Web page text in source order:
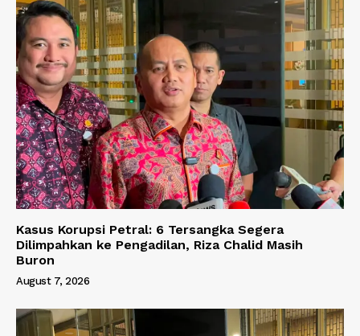
Kasus Korupsi Petral: 6 Tersangka Segera
Dilimpahkan ke Pengadilan, Riza Chalid Masih
Buron
August 7, 2026